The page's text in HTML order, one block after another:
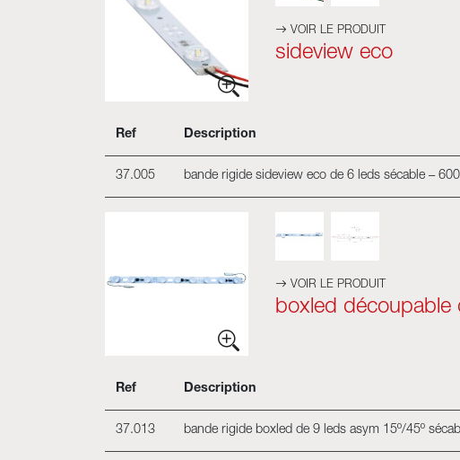
VOIR LE PRODUIT
sideview eco
Ref Description
37.005 bande rigide sideview eco de 6 leds sécable –
VOIR LE PRODUIT
boxled découpable
Ref Description
37.013 bande rigide boxled de 9 leds asym 15º/45º